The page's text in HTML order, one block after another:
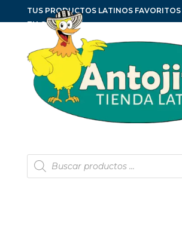
TUS PRODUCTOS LATINOS FAVORITOS
TU CASA
Búsqueda
de
productos